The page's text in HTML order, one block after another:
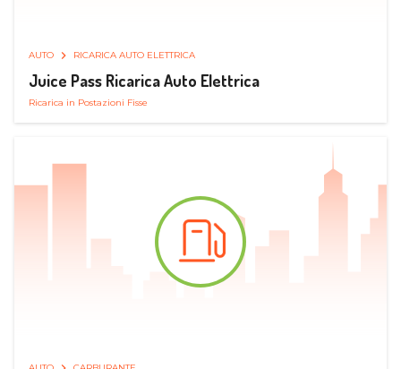
AUTO RICARICA AUTO ELETTRICA
Juice Pass Ricarica Auto Elettrica
Ricarica in Postazioni Fisse